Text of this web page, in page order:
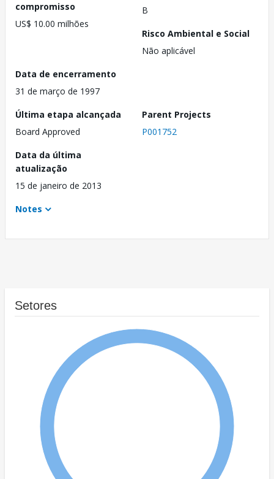
compromisso
US$ 10.00 milhões
B
Risco Ambiental e Social
Não aplicável
Data de encerramento
31 de março de 1997
Última etapa alcançada
Board Approved
Parent Projects
P001752
Data da última
atualização
15 de janeiro de 2013
Notes
Setores